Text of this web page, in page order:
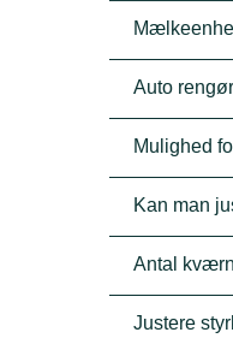
Auto
Mulighed
Kan man
Antal
Justere